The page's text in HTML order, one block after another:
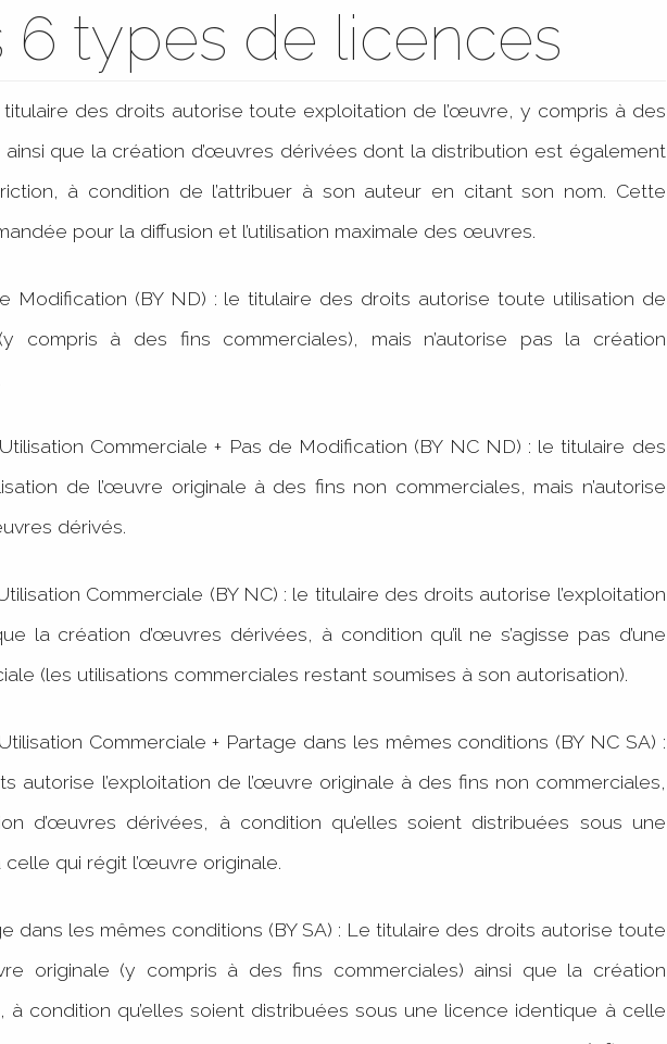
6 types de licences
titulaire des droits autorise toute exploitation de l’œuvre, y compris à des
que la création d’œuvres dérivées dont la distribution est également
à condition de l’attribuer à son auteur en citant son nom. Cette
pour la diffusion et l’utilisation maximale des œuvres.
Modification (BY ND) : le titulaire des droits autorise toute utilisation de
compris à des fins commerciales), mais n’autorise pas la création
Commerciale + Pas de Modification (BY NC ND) : le titulaire des
de l’œuvre originale à des fins non commerciales, mais n’autorise
dérivés.
Commerciale (BY NC) : le titulaire des droits autorise l’exploitation
la création d’œuvres dérivées, à condition qu’il ne s’agisse pas d’une
(les utilisations commerciales restant soumises à son autorisation).
Commerciale + Partage dans les mêmes conditions (BY NC SA) :
autorise l’exploitation de l’œuvre originale à des fins non commerciales,
d’œuvres dérivées, à condition qu’elles soient distribuées sous une
celle qui régit l’œuvre originale.
dans les mêmes conditions (BY SA) : Le titulaire des droits autorise toute
originale (y compris à des fins commerciales) ainsi que la création
à condition qu’elles soient distribuées sous une licence identique à celle